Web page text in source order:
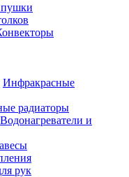
пушки
Инфракрасные
радиаторы
Водонагреватели и
рук